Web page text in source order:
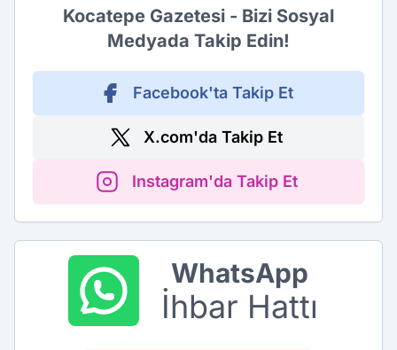
Kocatepe Gazetesi - Bizi Sosyal
Medyada Takip Edin!
Facebook'ta Takip Et
X.com'da Takip Et
Instagram'da Takip Et
WhatsApp
İhbar Hattı